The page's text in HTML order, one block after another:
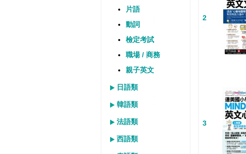
片語
動詞
檢定考試
職場 / 商務
親子英文
日語類
韓語類
法語類
西語類
2
3